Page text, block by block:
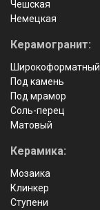
Чешская
Немецкая
Керамогранит:
Широкоформатный
Под камень
Под мрамор
Соль-перец
Матовый
Керамика:
Мозаика
Клинкер
Ступени